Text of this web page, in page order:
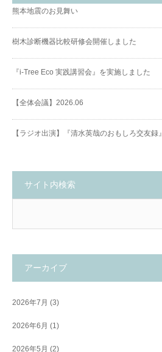
熊本地震のお見舞い
樹木診断機器比較研修会開催しました
『i-Tree Eco 実践講習会』を実施しました
【全体会議】2026.06
【ラジオ出演】『清水英哉のおもしろ交友録』
サイト内検索
アーカイブ
2026年7月 (3)
2026年6月 (1)
2026年5月 (2)